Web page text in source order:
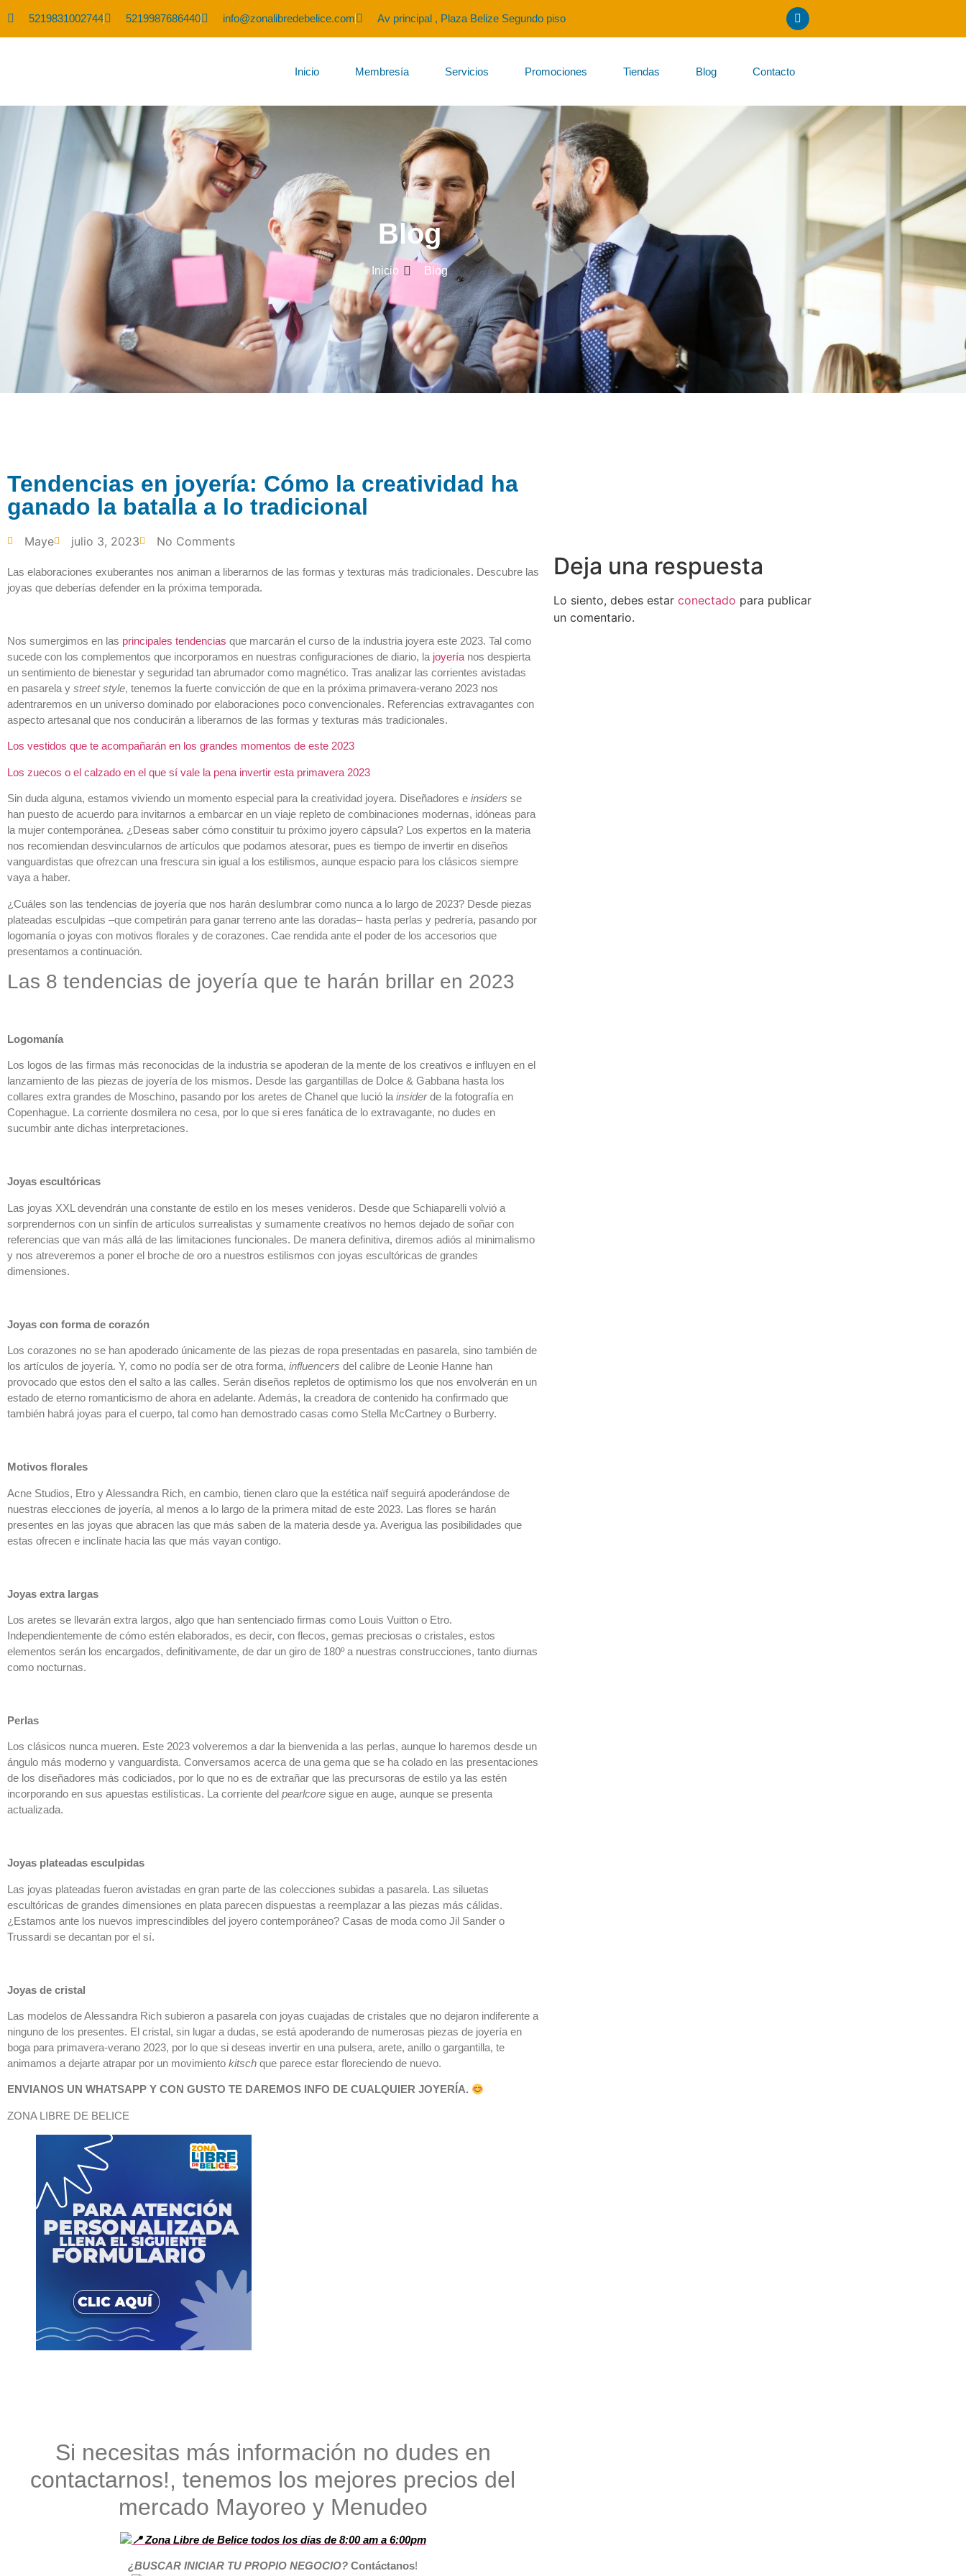
5219831002744 5219987686440 info@zonalibredebelice.com Av principal , Plaza Belize Segundo piso
Inicio Membresía Servicios Promociones Tiendas Blog Contacto
Blog
Inicio Blog
Tendencias en joyería: Cómo la creatividad ha
ganado la batalla a lo tradicional
Maye julio 3, 2023 No Comments
Las elaboraciones exuberantes nos animan a liberarnos de las formas y texturas más tradicionales. Descubre las
joyas que deberías defender en la próxima temporada.
Nos sumergimos en las principales tendencias que marcarán el curso de la industria joyera este 2023. Tal como
sucede con los complementos que incorporamos en nuestras configuraciones de diario, la joyería nos despierta
un sentimiento de bienestar y seguridad tan abrumador como magnético. Tras analizar las corrientes avistadas
en pasarela y street style, tenemos la fuerte convicción de que en la próxima primavera-verano 2023 nos
adentraremos en un universo dominado por elaboraciones poco convencionales. Referencias extravagantes con
aspecto artesanal que nos conducirán a liberarnos de las formas y texturas más tradicionales.
Los vestidos que te acompañarán en los grandes momentos de este 2023
Los zuecos o el calzado en el que sí vale la pena invertir esta primavera 2023
Sin duda alguna, estamos viviendo un momento especial para la creatividad joyera. Diseñadores e insiders se
han puesto de acuerdo para invitarnos a embarcar en un viaje repleto de combinaciones modernas, idóneas para
la mujer contemporánea. ¿Deseas saber cómo constituir tu próximo joyero cápsula? Los expertos en la materia
nos recomiendan desvincularnos de artículos que podamos atesorar, pues es tiempo de invertir en diseños
vanguardistas que ofrezcan una frescura sin igual a los estilismos, aunque espacio para los clásicos siempre
vaya a haber.
¿Cuáles son las tendencias de joyería que nos harán deslumbrar como nunca a lo largo de 2023? Desde piezas
plateadas esculpidas –que competirán para ganar terreno ante las doradas– hasta perlas y pedrería, pasando por
logomanía o joyas con motivos florales y de corazones. Cae rendida ante el poder de los accesorios que
presentamos a continuación.
Las 8 tendencias de joyería que te harán brillar en 2023
Logomanía
Los logos de las firmas más reconocidas de la industria se apoderan de la mente de los creativos e influyen en el
lanzamiento de las piezas de joyería de los mismos. Desde las gargantillas de Dolce & Gabbana hasta los
collares extra grandes de Moschino, pasando por los aretes de Chanel que lució la insiderde la fotografía en
Copenhague. La corriente dosmilera no cesa, por lo que si eres fanática de lo extravagante, no dudes en
sucumbir ante dichas interpretaciones.
Joyas escultóricas
Las joyas XXL devendrán una constante de estilo en los meses venideros. Desde que Schiaparelli volvió a
sorprendernos con un sinfín de artículos surrealistas y sumamente creativos no hemos dejado de soñar con
referencias que van más allá de las limitaciones funcionales. De manera definitiva, diremos adiós al minimalismo
y nos atreveremos a poner el broche de oro a nuestros estilismos con joyas escultóricas de grandes
dimensiones.
Joyas con forma de corazón
Los corazones no se han apoderado únicamente de las piezas de ropa presentadas en pasarela, sino también de
los artículos de joyería. Y, como no podía ser de otra forma, influencers del calibre de Leonie Hanne han
provocado que estos den el salto a las calles. Serán diseños repletos de optimismo los que nos envolverán en un
estado de eterno romanticismo de ahora en adelante. Además, la creadora de contenido ha confirmado que
también habrá joyas para el cuerpo, tal como han demostrado casas como Stella McCartney o Burberry.
Motivos florales
Acne Studios, Etro y Alessandra Rich, en cambio, tienen claro que la estética naïf seguirá apoderándose de
nuestras elecciones de joyería, al menos a lo largo de la primera mitad de este 2023. Las flores se harán
presentes en las joyas que abracen las que más saben de la materia desde ya. Averigua las posibilidades que
estas ofrecen e inclínate hacia las que más vayan contigo.
Joyas extra largas
Los aretes se llevarán extra largos, algo que han sentenciado firmas como Louis Vuitton o Etro.
Independientemente de cómo estén elaborados, es decir, con flecos, gemas preciosas o cristales, estos
elementos serán los encargados, definitivamente, de dar un giro de 180º a nuestras construcciones, tanto diurnas
como nocturnas.
Perlas
Los clásicos nunca mueren. Este 2023 volveremos a dar la bienvenida a las perlas, aunque lo haremos desde un
ángulo más moderno y vanguardista. Conversamos acerca de una gema que se ha colado en las presentaciones
de los diseñadores más codiciados, por lo que no es de extrañar que las precursoras de estilo ya las estén
incorporando en sus apuestas estilísticas. La corriente del pearlcore sigue en auge, aunque se presenta
actualizada.
Joyas plateadas esculpidas
Las joyas plateadas fueron avistadas en gran parte de las colecciones subidas a pasarela. Las siluetas
escultóricas de grandes dimensiones en plata parecen dispuestas a reemplazar a las piezas más cálidas.
¿Estamos ante los nuevos imprescindibles del joyero contemporáneo? Casas de moda como Jil Sander o
Trussardi se decantan por el sí.
Joyas de cristal
Las modelos de Alessandra Rich subieron a pasarela con joyas cuajadas de cristales que no dejaron indiferente a
ninguno de los presentes. El cristal, sin lugar a dudas, se está apoderando de numerosas piezas de joyería en
boga para primavera-verano 2023, por lo que si deseas invertir en una pulsera, arete, anillo o gargantilla, te
animamos a dejarte atrapar por un movimiento kitsch que parece estar floreciendo de nuevo.
ENVIANOS UN WHATSAPP Y CON GUSTO TE DAREMOS INFO DE CUALQUIER JOYERÍA.
ZONA LIBRE DE BELICE
Si necesitas más información no dudes en
contactarnos!, tenemos los mejores precios del
mercado Mayoreo y Menudeo
Zona Libre de Belice todos los días de 8:00 am a 6:00pm
¿BUSCAR INICIAR TU PROPIO NEGOCIO?Contáctanos!
Deja una respuesta
Lo siento, debes estar conectado para publicar
un comentario.